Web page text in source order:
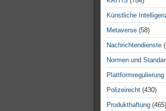
Künstliche
Metaverse (58)
Nachrichtendienste
Normen und
Plattformregulierung
Polizeirecht (430)
Produkthaftung (465)